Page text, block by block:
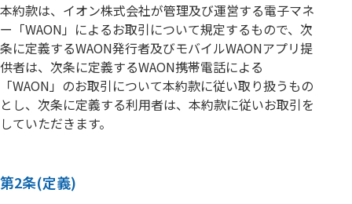
本約款は、イオン株式会社が管理及び運営する電子マネ
ー「WAON」によるお取引について規定するもので、次
条に定義するWAON発行者及びモバイルWAONアプリ提
供者は、次条に定義するWAON携帯電話による
「WAON」のお取引について本約款に従い取り扱うもの
とし、次条に定義する利用者は、本約款に従いお取引を
していただきます。
第2条(定義)